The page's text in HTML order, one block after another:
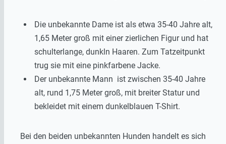
Die unbekannte Dame ist als etwa 35-40 Jahre alt,
1,65 Meter groß mit einer zierlichen Figur und hat
schulterlange, dunkln Haaren. Zum Tatzeitpunkt
trug sie mit eine pinkfarbene Jacke.
Der unbekannte Mann ist zwischen 35-40 Jahre
alt, rund 1,75 Meter groß, mit breiter Statur und
bekleidet mit einem dunkelblauen T-Shirt.
Bei den beiden unbekannten Hunden handelt es sich